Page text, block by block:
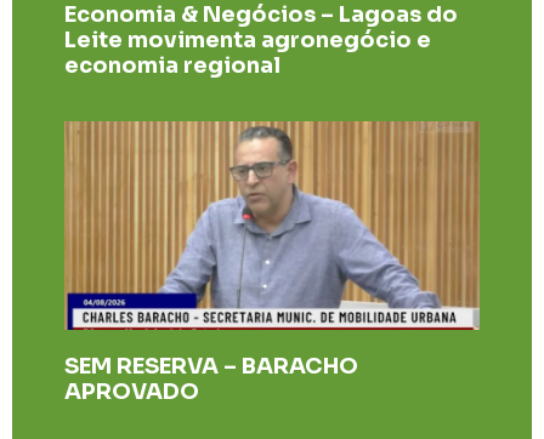
Economia & Negócios – Lagoas do
Leite movimenta agronegócio e
economia regional
SEM RESERVA – BARACHO
APROVADO